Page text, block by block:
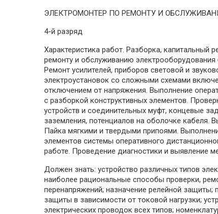
ЭЛЕКТРОМОНТЕР ПО РЕМОНТУ И
4-й разряд
Характеристика работ. Разборка, капитальный
ремонту и обслуживанию
Ремонт усилителей, приборов световой и
электроустановок со сложными схемами
отключением от напряжения. Выполнение
с разборкой конструктивных элементов.
устройств и соединительных муфт, концевые
заземления, потенциалов на оболочке кабеля.
Пайка мягкими и твердыми припоями.
элементов системы оперативного
работе. Проведение диагностики и выявление
Должен знать: устройство различных типов
наиболее рациональные способы проверки,
перенапряжений; назначение релейной
защиты в зависимости от токовой нагрузки;
электрических проводок всех типов;